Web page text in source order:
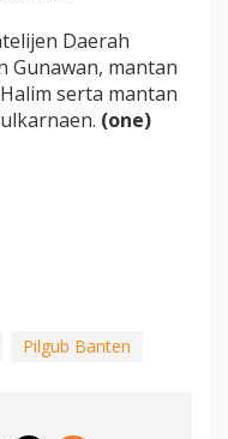
Daerah
Gunawan, mantan
serta mantan
(one)
Pilgub Banten